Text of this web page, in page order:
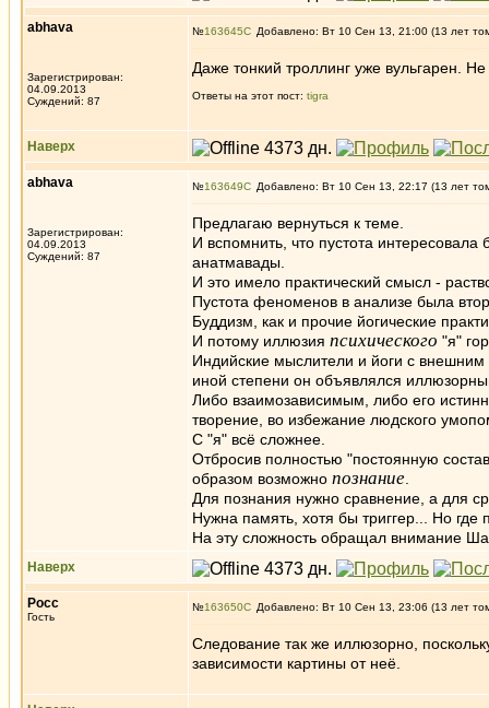
abhava
Зарегистрирован:
04.09.2013
Суждений: 87
№163645 Добавлено: Вт 10 Сен 13, 21:00 (13 лет
Даже тонкий троллинг уже вульгарен.
Ответы на этот пост: tigra
Наверх
abhava
Зарегистрирован:
04.09.2013
Суждений: 87
№163649 Добавлено: Вт 10 Сен 13, 22:17 (13 лет
Предлагаю вернуться к теме.
И вспомнить, что пустота
анатмавады.
И это имело практический смысл -
Пустота феноменов в анализе была
Буддизм, как и прочие йогические
И потому иллюзия психического "я"
Индийские мыслители и йоги с
иной степени он объявлялся
Либо взаимозависимым, либо его
творение, во избежание людского
С "я" всё сложнее.
Отбросив полностью "постоянную
образом возможно познание
Для познания нужно сравнение, а для
Нужна память, хотя бы триггер... Но
На эту сложность обращал внимание
Наверх
Росс
Гость
№163650 Добавлено: Вт 10 Сен 13, 23:06 (13 лет
Следование так же иллюзорно,
зависимости картины от неё.